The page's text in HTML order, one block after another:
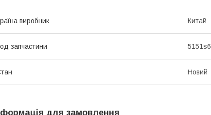
виробник Китай
запчастини 5151s6
Новий
для замовлення